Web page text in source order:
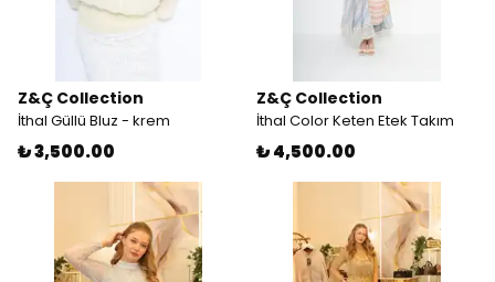
Z&Ç Collection
İthal Güllü Bluz - krem
₺ 3,500.00
Z&Ç Collection
İthal Color Keten Etek Takım
₺ 4,500.00